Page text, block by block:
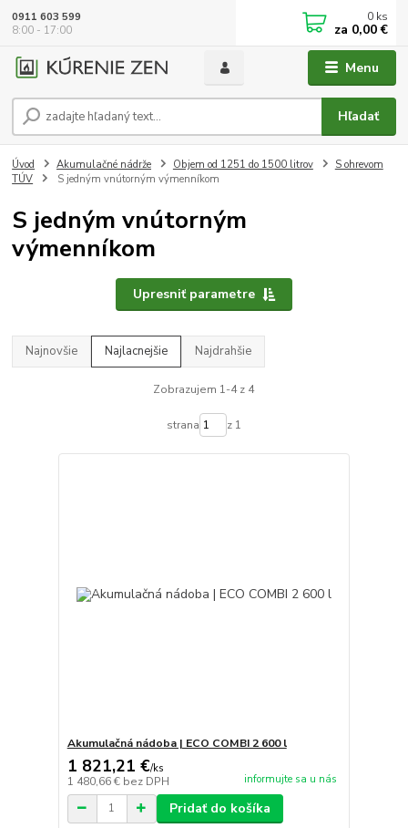
Menu
Hľadať
0911 603 599
8:00 - 17:00
0 ks
za 0,00 €
Úvod Akumulačné nádrže Objem od 1251 do 1500 litrov
S ohrevom
TÚV
S jedným vnútorným výmenníkom
S jedným vnútorným
výmenníkom
Upresniť parametre
Najnovšie Najlacnejšie Najdrahšie
Zobrazujem 1-4 z 4
strana z 1
Akumulačná nádoba | ECO COMBI 2 600 l
1 821,21 €/ks
1 480,66 € bez DPH informujte sa u nás
Pridať do košíka